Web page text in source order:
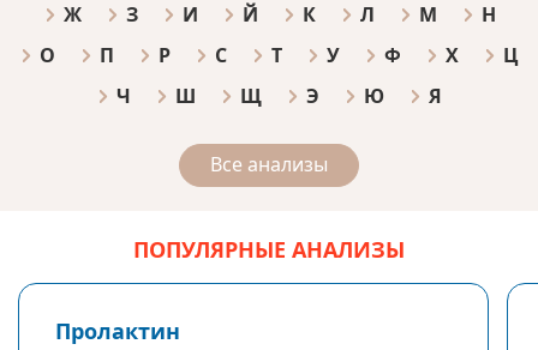
Ж
З И Й К Л М
Н
О
П Р С Т У Ф Х
Ц
Ч
Ш Щ Э Ю Я
Все анализы
ПОПУЛЯРНЫЕ АНАЛИЗЫ
Пролактин